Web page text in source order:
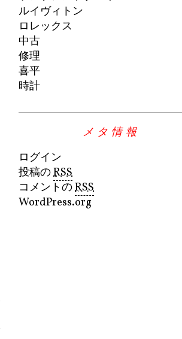
ルイヴィトン
ロレックス
中古
修理
喜平
時計
メタ情報
ログイン
投稿のRSS
コメントのRSS
WordPress.org